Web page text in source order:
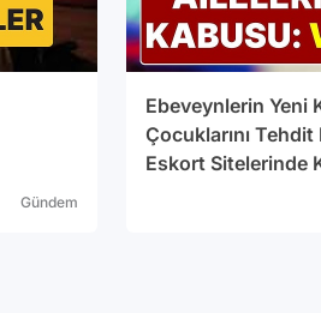
Gündem
Ebeveynlerin Yeni
Çocuklarını Tehdit
Eskort Sitelerinde